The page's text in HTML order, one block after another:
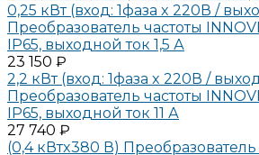
0,25 кВт (вход: 1фаза x 220В /
Преобразователь частоты
IP65, выходной ток 1,5 А
23 150 ₽
2,2 кВт (вход: 1фаза x 220В /
Преобразователь частоты
IP65, выходной ток 11 А
27 740 ₽
(0,4 кВтx380 В) Преобразователь